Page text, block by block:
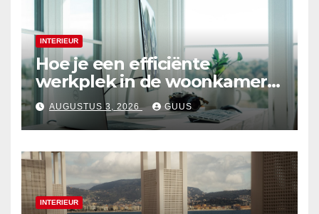
INTERIEUR
Hoe je een efficiënte
werkplek in de woonkamer
creëert
AUGUSTUS 3, 2026 GUUS
INTERIEUR